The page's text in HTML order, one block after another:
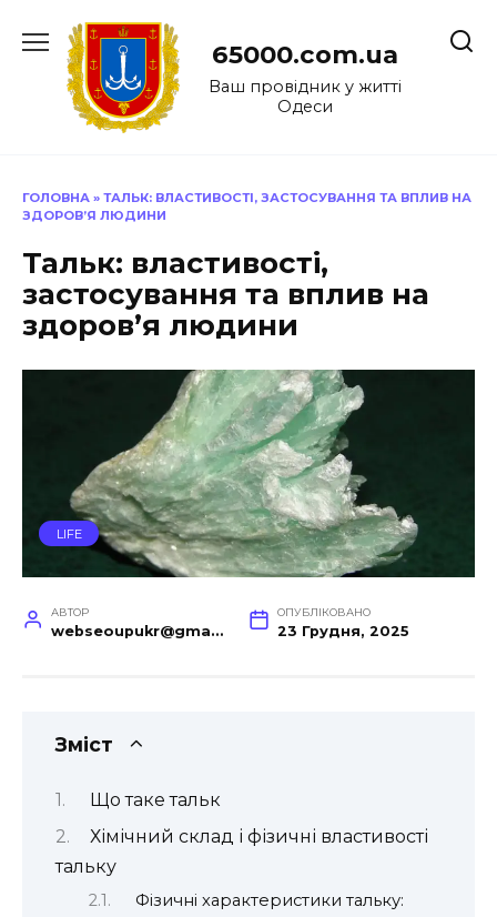
до
65000.com.ua
Ваш провідник у житті
Одеси
ГОЛОВНА » ТАЛЬК: ВЛАСТИВОСТІ, ЗАСТОСУВАННЯ ТА ВПЛИВ НА
ЗДОРОВ’Я ЛЮДИНИ
Тальк: властивості,
застосування та вплив на
здоров’я людини
LIFE
АВТОР
webseoupukr@gmail.com
ОПУБЛІКОВАНО
23 Грудня, 2025
Зміст
Що таке тальк
Хімічний склад і фізичні властивості
тальку
Фізичні характеристики тальку: